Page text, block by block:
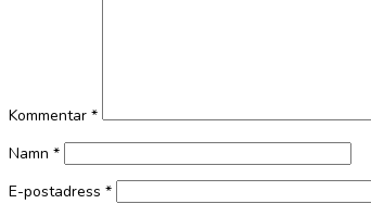
Kommentar *
Namn *
E-postadress *